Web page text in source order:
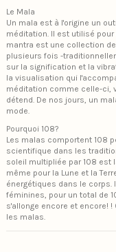
Le Mala
Un mala est à l'origine un
méditation. Il est utilisé
mantra est une collection
plusieurs fois -
sur la signification et la
la visualisation qui
méditation comme celle-ci,
détend. De nos jours, un
mode.
Pourquoi 108?
Les malas comportent 108
scientifique dans les
soleil multipliée par 108 est
même pour la Lune et la
énergétiques dans le
féminines, pour un total de
s'allonge encore et encore!
les malas.